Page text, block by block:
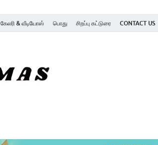
கேலரி & வீடியோஸ் பொது சிறப்பு கட்டுரை CONTACT US